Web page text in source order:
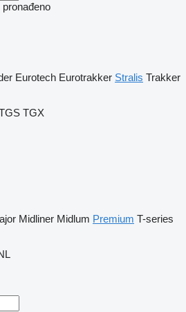
Eurotech Eurotrakker Stralis Trakker
TGX
Midliner Midlum Premium T-series